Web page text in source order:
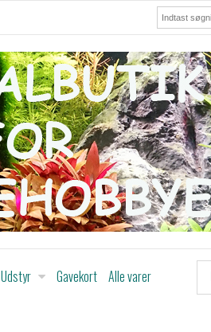
Udstyr Gavekort Alle varer